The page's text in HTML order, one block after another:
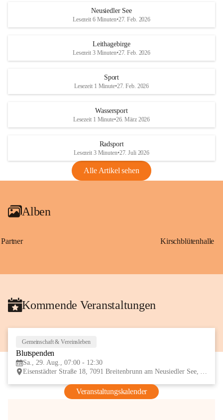
S
und den daraus folgenden wirtschaftlichen
Maßnahmen zur Bekämpfung
Rebe und der Amerikanischen
Anhang VBl. EU Nr. 18
1 Seite•1,4 MB
VBl. EU Nr. 18_2026
r
S
Neusiedler See
Lesezeit 6 Minuten•27. Feb. 2026
Leithagebirge
Lesezeit 3 Minuten•27. Feb. 2026
Sport
Lesezeit 1 Minute•27. Feb. 2026
Wassersport
Lesezeit 1 Minute•26. März 2026
Radsport
Lesezeit 3 Minuten•27. Juli 2026
Alle Artikel sehen
Alben
Partner Kirschblütenhalle
Kommende Veranstaltungen
Gemeinschaft & Vereinsleben
Blutspenden
Sa., 29. Aug., 07:00 - 12:30
Eisenstädter Straße 18, 7091 Breitenbrunn am Neusiedler See, AUT
Veranstaltungskalender